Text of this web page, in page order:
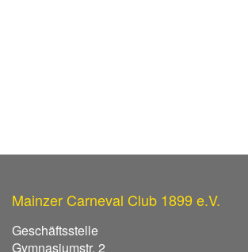
Mainzer Carneval Club 1899 e.V.
Geschäftsstelle
Gymnasiumstr. 2